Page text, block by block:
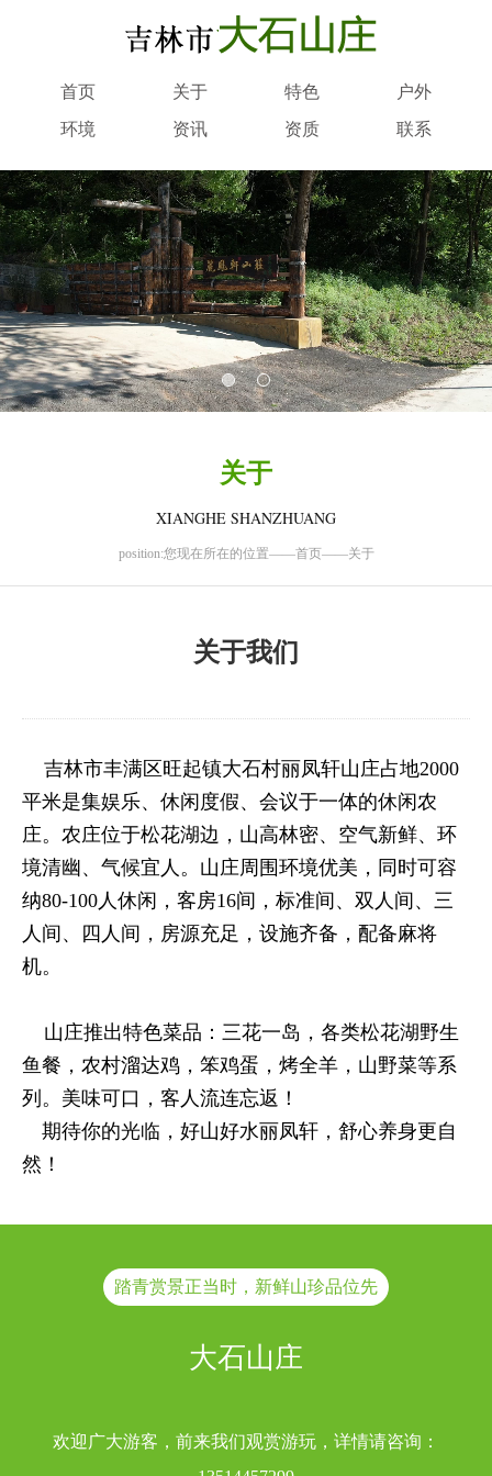
首页 关于 特色
户外
环境
资讯 资质 联系
关于
XIANGHE SHANZHUANG
position:您现在所在的位置——首页——关于
关于我们
吉林市丰满区旺起镇大石村丽凤轩山庄占地2000
平米是集娱乐、休闲度假、会议于一体的休闲农
庄。农庄位于松花湖边，山高林密、空气新鲜、环
境清幽、气候宜人。山庄周围环境优美，同时可容
纳80-100人休闲，客房16间，标准间、双人间、三
人间、四人间，房源充足，设施齐备，配备麻将
机。
山庄推出特色菜品：三花一岛，各类松花湖野生
鱼餐，农村溜达鸡，笨鸡蛋，烤全羊，山野菜等系
列。美味可口，客人流连忘返！
期待你的光临，好山好水丽凤轩，舒心养身更自
然！
踏青赏景正当时，新鲜山珍品位先
大石山庄
欢迎广大游客，前来我们观赏游玩，详情请咨询：